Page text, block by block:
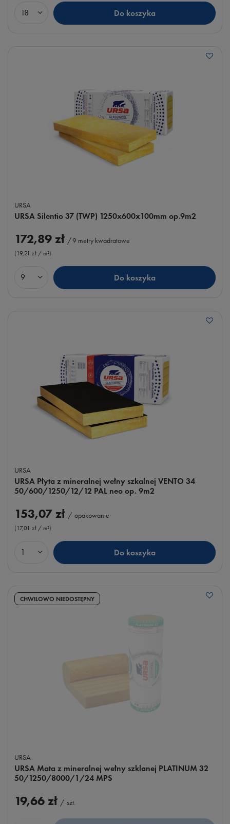
Ilość produktów Do koszyka
URSA
URSA Silentio 37 (TWP) 1250x600x100mm op.9m2
172,89 zł /9 metry kwadratowe
(19,21 zł / m²)
Ilość produktów Do koszyka
URSA
URSA Płyta z mineralnej wełny szkalnej VENTO 34
50/600/1250/12/12 PAL neo op. 9m2
153,07 zł / opakowanie
(17,01 zł / m²)
Ilość produktów Do koszyka
CHWILOWO NIEDOSTĘPNY
URSA
URSA Mata z mineralnej wełny szklanej PLATINUM 32
50/1250/8000/1/24 MPS
19,66 zł / szt.